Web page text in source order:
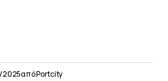
2025απόPortcity